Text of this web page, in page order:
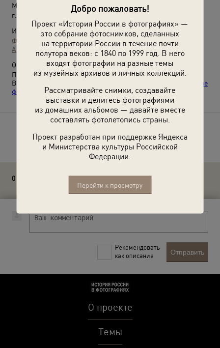
Добро пожаловать!
Проект «История России в фотографиях» —
это собрание фотоснимков, сделанных
на территории России в течение почти
полутора веков: с 1840 по 1999 год. В него
входят фотографии на разные темы
из музейных архивов и личных коллекций.
Рассматривайте снимки, создавайте
выставки и делитесь фотографиями
из домашних альбомов — давайте вместе
составлять фотолетопись страны.
Проект разработан при поддержке Яндекса
и Министерства культуры Российской
Федерации.
Перейти к просмотру
Место съемки:
г. Москва
Источники:
Фотографии пользователей russiainphoto.ru
Архив Павла Сергеевича Сухарева
О фотографии:
Парк стадиона АЗЛК «Москвич».
Видео
«"Вместе с ветром улетел": лучшие
фотографии с одуванчиками» с этим снимком.
Расскажите друзьям об этом фото
0 комментариев
Рекомендовать
как описание
Отправить
О проекте
Темы